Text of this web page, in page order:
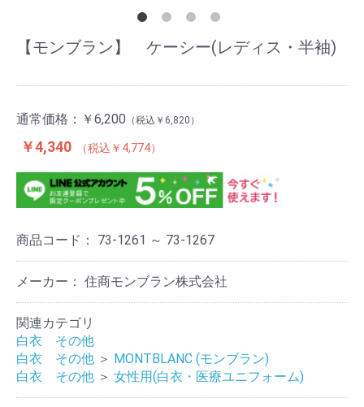
【モンブラン】 ケーシー(レディス・半袖)
通常価格： ￥6,200 ￥6,820
￥4,340 ￥4,774
商品コード： 73-1261 ～ 73-1267
メーカー： 住商モンブラン株式会社
関連カテゴリ
白衣 その他
白衣 その他 ＞ MONTBLANC (モンブラン)
白衣 その他 ＞ 女性用(白衣・医療ユニフォーム)